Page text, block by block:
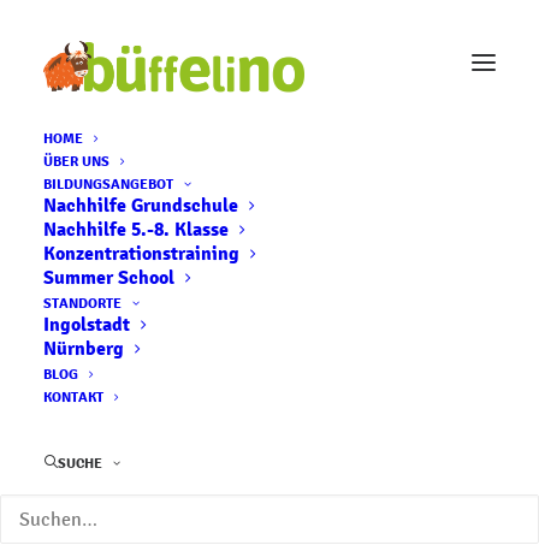
HOME
ÜBER UNS
BILDUNGSANGEBOT
Nachhilfe Grundschule
Nachhilfe 5.-8. Klasse
Konzentrationstraining
Summer School
STANDORTE
Ingolstadt
Nürnberg
BLOG
KONTAKT
SUCHE
Übertritt an Realschule
/ Gymnasium - oder